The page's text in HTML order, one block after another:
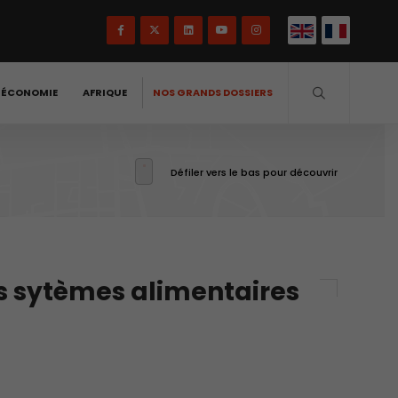
AFRIQUE NOS GRANDS DOSSIERS
Défiler vers le bas pour découvrir
sytèmes alimentaires